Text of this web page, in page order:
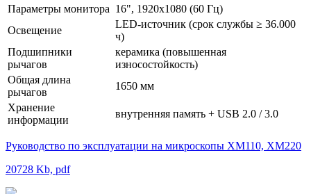
Параметры монитора 16", 1920x1080 (60 Гц)
Освещение
LED-источник (срок службы ≥ 36.000
ч)
Подшипники
рычагов
керамика (повышенная
износостойкость)
Общая длина
рычагов
1650 мм
Хранение
информации
внутренняя память + USB 2.0 / 3.0
Руководство по эксплуатации на микроскопы XM110, XM220
20728 Kb, pdf